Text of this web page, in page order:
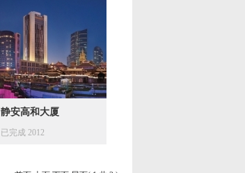
静安高和大厦
已完成 2012